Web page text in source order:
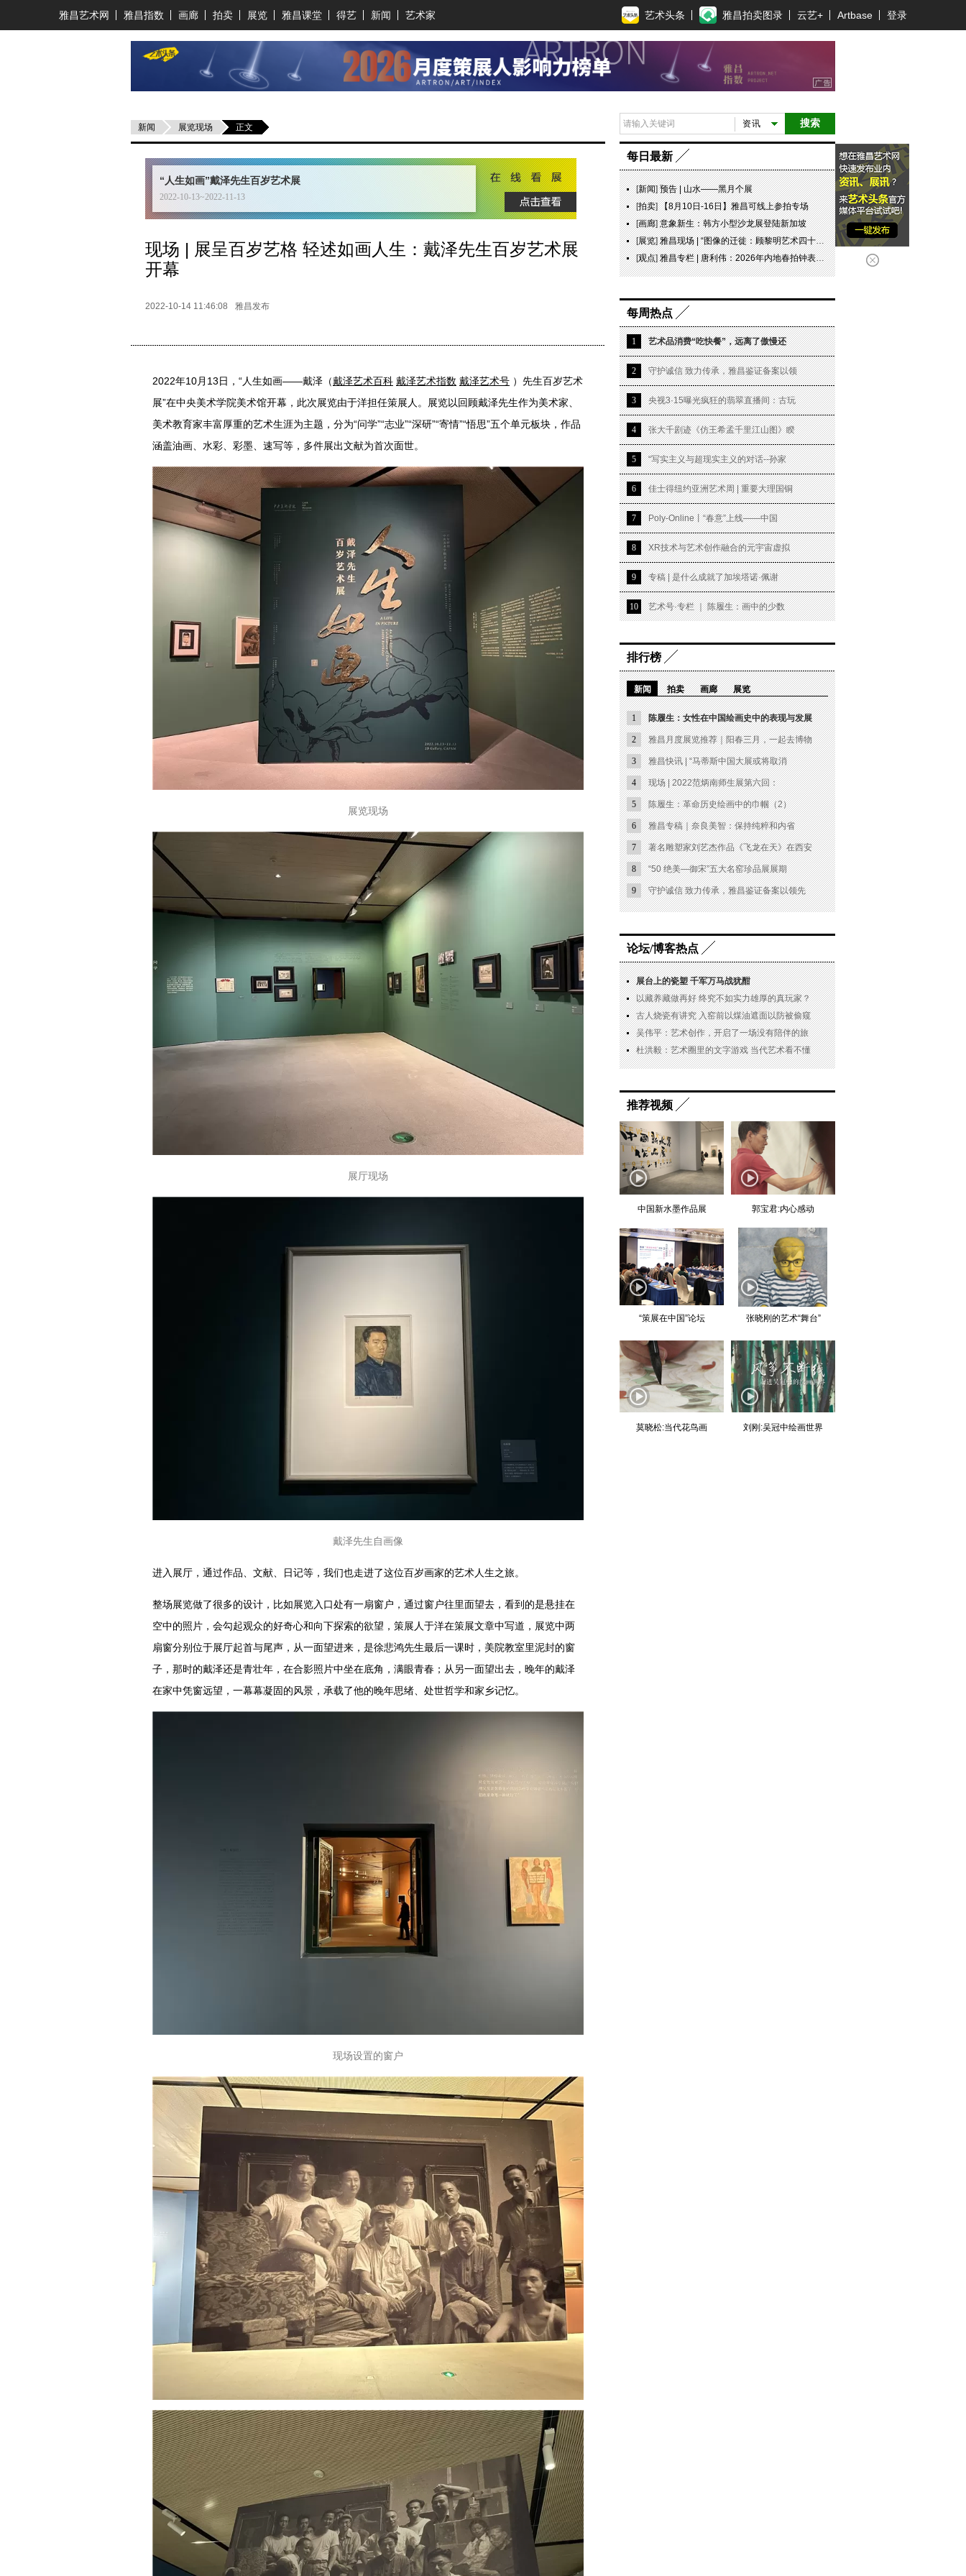
雅昌艺术网 雅昌指数 画廊 拍卖 展览 雅昌课堂 得艺 新闻 艺术家 艺术头条 雅昌拍卖图录 云艺+ Artbase 登录
新闻 展览现场 正文
“人生如画”戴泽先生百岁艺术展
2022-10-13~2022-11-13
现场 | 展呈百岁艺格 轻述如画人生：戴泽先生百岁艺术展
开幕
2022-10-14 11:46:08 雅昌发布
2022年10月13日，“人生如画——戴泽 （戴泽艺术百科 戴泽艺术指数 戴泽艺术号 ） 先生百岁艺术
展”在中央美术学院美术馆开幕，此次展览由于洋担任策展人。展览以回顾戴泽先生作为美术家、
美术教育家丰富厚重的艺术生涯为主题，分为“问学”“志业”“深研”“寄情”“悟思”五个单元板块，作品
涵盖油画、水彩、彩墨、速写等，多件展出文献为首次面世。
展览现场
展厅现场
戴泽先生自画像
进入展厅，通过作品、文献、日记等，我们也走进了这位百岁画家的艺术人生之旅。
整场展览做了很多的设计，比如展览入口处有一扇窗户，通过窗户往里面望去，看到的是悬挂在
空中的照片，会勾起观众的好奇心和向下探索的欲望，策展人于洋在策展文章中写道，展览中两
扇窗分别位于展厅起首与尾声，从一面望进来，是徐悲鸿先生最后一课时，美院教室里泥封的窗
子，那时的戴泽还是青壮年，在合影照片中坐在底角，满眼青春；从另一面望出去，晚年的戴泽
在家中凭窗远望，一幕幕凝固的风景，承载了他的晚年思绪、处世哲学和家乡记忆。
现场设置的窗户
搜索
资讯
每日最新
[新闻]预告 | 山水——黑月个展
[拍卖]【8月10日-16日】雅昌可线上参拍专场
[画廊]意象新生：韩方小型沙龙展登陆新加坡
[展览]雅昌现场 | “图像的迁徙：顾黎明艺术四十年” 一场回望与再出发
[观点]雅昌专栏 | 唐利伟：2026年内地春拍钟表市场观察 赛道重构、圈层分化与收藏逻辑迭代
每周热点
1 艺术品消费“吃快餐”，远离了傲慢还
2 守护诚信 致力传承，雅昌鉴证备案以领
3 央视3·15曝光疯狂的翡翠直播间：古玩
4 张大千剧迹《仿王希孟千里江山图》睽
5 “写实主义与超现实主义的对话--孙家
6 佳士得纽约亚洲艺术周 | 重要大理国铜
7 Poly-Online丨“春意”上线——中国
8 XR技术与艺术创作融合的元宇宙虚拟
9 专稿 | 是什么成就了加埃塔诺·佩谢
10 艺术号·专栏 ｜ 陈履生：画中的少数
排行榜
新闻 拍卖 画廊 展览
1 陈履生：女性在中国绘画史中的表现与发展
2 雅昌月度展览推荐｜阳春三月，一起去博物
3 雅昌快讯 | “马蒂斯中国大展或将取消
4 现场 | 2022范炳南师生展第六回：
5 陈履生：革命历史绘画中的巾帼（2）
6 雅昌专稿｜奈良美智：保持纯粹和内省
7 著名雕塑家刘艺杰作品《飞龙在天》在西安
8 “50 绝美—御宋”五大名窑珍品展展期
9 守护诚信 致力传承，雅昌鉴证备案以领先
论坛/博客热点
展台上的瓷塑 千军万马战犹酣
以藏养藏做再好 终究不如实力雄厚的真玩家？
古人烧瓷有讲究 入窑前以煤油遮面以防被偷窥
吴伟平：艺术创作，开启了一场没有陪伴的旅
杜洪毅：艺术圈里的文字游戏 当代艺术看不懂
推荐视频
中国新水墨作品展 郭宝君:内心感动
“策展在中国”论坛 张晓刚的艺术“舞台”
莫晓松:当代花鸟画 刘刚:吴冠中绘画世界